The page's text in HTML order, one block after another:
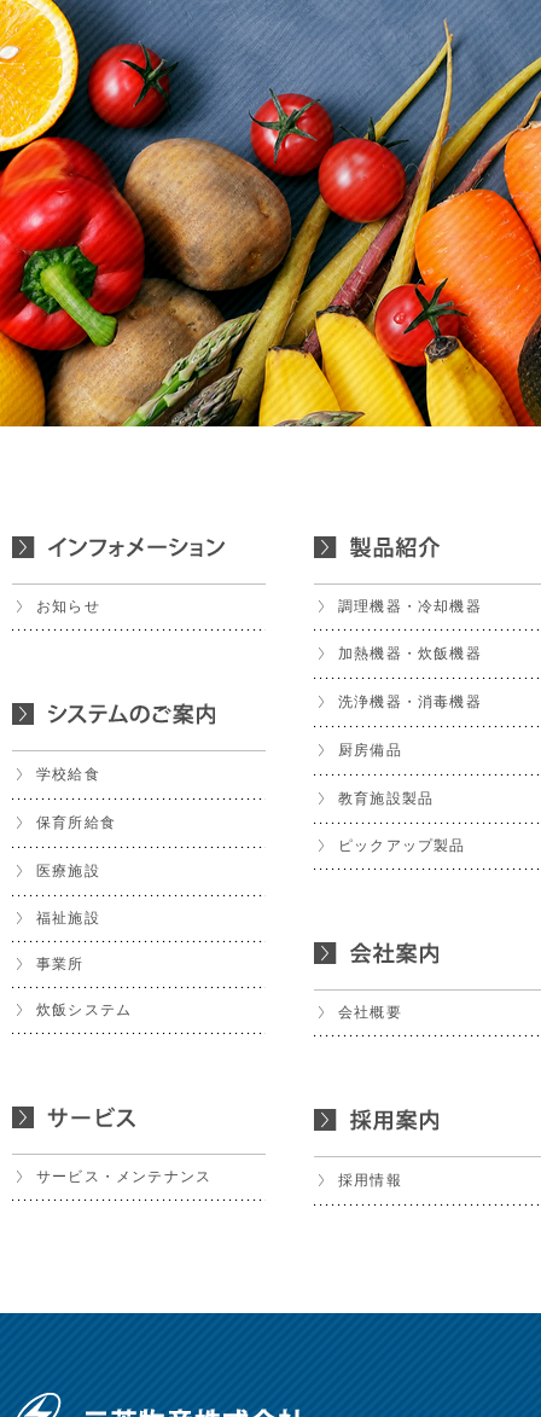
お知らせ
学校給食
保育所給食
医療施設
福祉施設
事業所
炊飯システム
サービス・メンテナンス
調理機器・冷却機器
加熱機器・炊飯機器
洗浄機器・消毒機器
厨房備品
教育施設製品
ピックアップ製品
会社概要
採用情報